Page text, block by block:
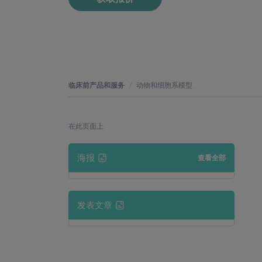
临床前产品和服务 动物和细胞系模型
在此页面上
海报 查看全部
发表文章